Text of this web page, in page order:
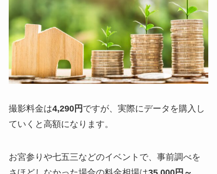
撮影料金は4,290円 ですが、実際にデータを購入し
ていくと高額になります。
お宮参りや七五三などのイベントで、事前調べを